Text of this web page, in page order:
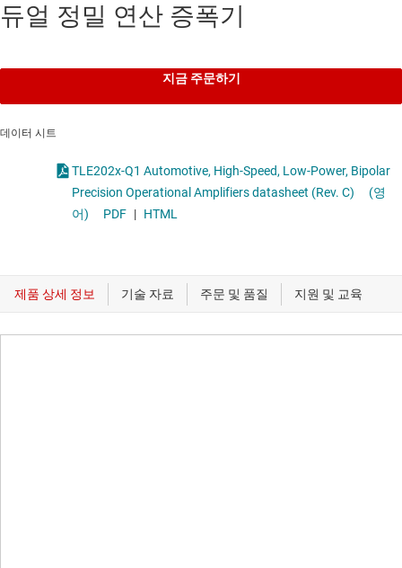
듀얼 정밀 연산 증폭기
지금 주문하기
데이터 시트
TLE202x-Q1 Automotive, High-Speed, Low-Power, Bipolar
Precision Operational Amplifiers datasheet (Rev. C)
(영
어)
PDF | HTML